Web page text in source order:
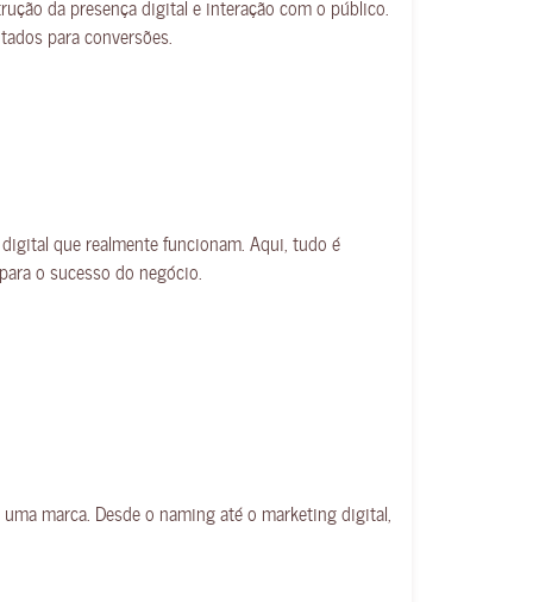
para conversões.
que realmente funcionam. Aqui, tudo é
o sucesso do negócio.
marca. Desde o naming até o marketing digital,